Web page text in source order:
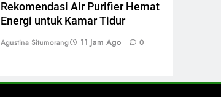
Rekomendasi Air Purifier Hemat
Energi untuk Kamar Tidur
Agustina Situmorang 11 Jam Ago 0